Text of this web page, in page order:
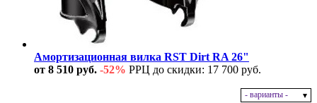
Амортизационная вилка RST Dirt RA 26"
от 8 510 руб. -52% РРЦ до скидки: 17 700 руб.
- варианты -